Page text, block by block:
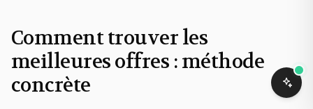
Comment trouver les
meilleures offres : méthode
concrète